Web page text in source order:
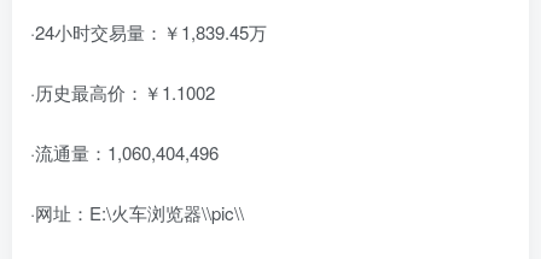
·24小时交易量：￥1,839.45万
·历史最高价：￥1.1002
·流通量：1,060,404,496
·网址：E:\火车浏览器\\pic\\